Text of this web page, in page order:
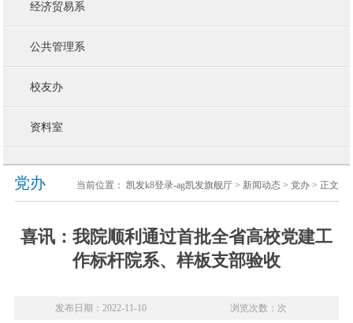
经济贸易系
公共管理系
校友办
资料室
党办 当前位置：凯发k8登录-ag凯发旗舰厅 > 新闻动态 > 党办 > 正文
喜讯：我院顺利通过首批全省高校党建工
作标杆院系、样板支部验收
发布日期：2022-11-10 浏览次数：次